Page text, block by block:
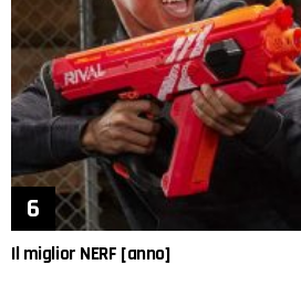
Il miglior NERF [anno]